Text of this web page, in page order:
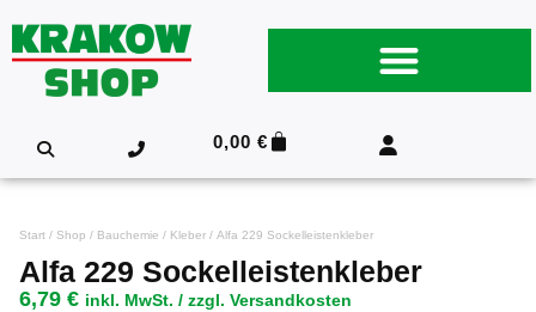
0,00€
Start / Shop / Bauchemie / Kleber / Alfa 229 Sockelleistenkleber
Alfa 229 Sockelleistenkleber
6,79 € inkl. MwSt. / zzgl. Versandkosten